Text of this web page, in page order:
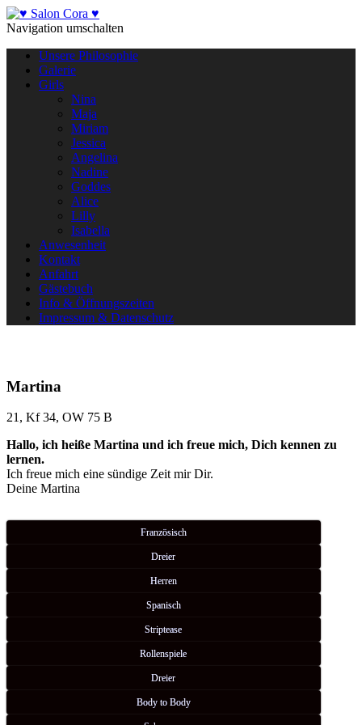
Navigation umschalten
Unsere Philosophie
Galerie
Girls
Nina
Maja
Miriam
Jessica
Angelina
Nadine
Goddes
Alice
Lilly
Isabella
Anwesenheit
Kontakt
Anfahrt
Gästebuch
Info & Öffnungszeiten
Impressum & Datenschutz
Martina
21, Kf 34, OW 75 B
Hallo, ich heiße Martina und ich freue mich, Dich kennen zu
lernen.
Ich freue mich eine sündige Zeit mir Dir.
Deine Martina
Französisch
Dreier
Herren
Spanisch
Striptease
Rollenspiele
Dreier
Body to Body